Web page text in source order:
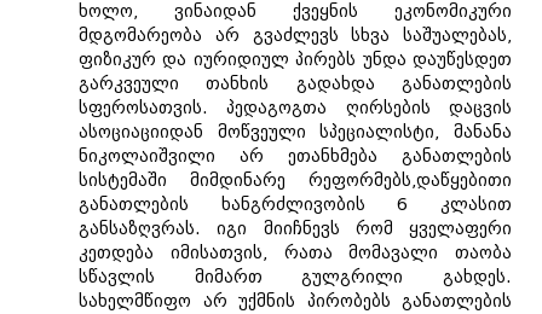
ხოლო, ვინაიდან ქვეყნის ეკონომიკური
მდგომარეობა არ გვაძლევს სხვა საშუალებას,
ფიზიკურ და იურიდიულ პირებს უნდა დაუწესდეთ
გარკვეული თანხის გადახდა განათლების
სფეროსათვის. პედაგოგთა ღირსების დაცვის
ასოციაციიდან მოწვეული სპეციალისტი, მანანა
ნიკოლაიშვილი არ ეთანხმება განათლების
სისტემაში მიმდინარე რეფორმებს,დაწყებითი
განათლების ხანგრძლივობის 6 კლასით
განსაზღვრას. იგი მიიჩნევს რომ ყველაფერი
კეთდება იმისათვის, რათა მომავალი თაობა
სწავლის მიმართ გულგრილი გახდეს.
სახელმწიფო არ უქმნის პირობებს განათლების